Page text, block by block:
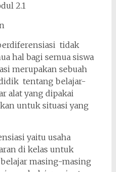
2.1
tidak
hal bagi semua siswa
merupakan sebuah
tentang belajar-
alat yang dipakai
untuk situasi yang
yaitu usaha
di kelas untuk
masing-masing